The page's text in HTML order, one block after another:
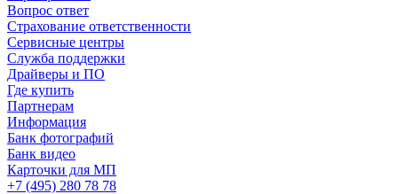
Вопрос ответ
Страхование ответственности
Сервисные центры
Служба поддержки
Драйверы и ПО
Где купить
Партнерам
Информация
Банк фотографий
Банк видео
Карточки для МП
+7 (495) 280 78 78